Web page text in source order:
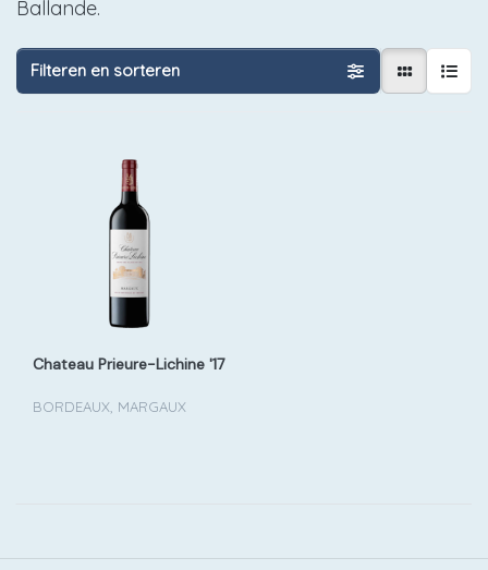
Ballande.
Filteren en sorteren
Chateau Prieure-Lichine '17
BORDEAUX, MARGAUX